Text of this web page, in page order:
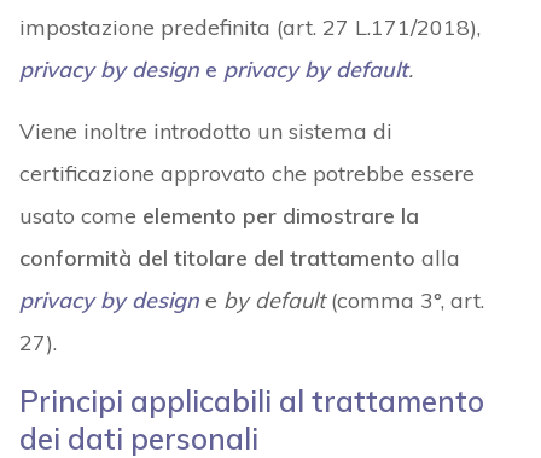
impostazione predefinita (art. 27 L.171/2018),
privacy by designe privacy by default.
Viene inoltre introdotto un sistema di
certificazione approvato che potrebbe essere
usato come elemento per dimostrare la
conformità del titolare del trattamento alla
privacy by design e by default(comma 3°, art.
27).
Principi applicabili al trattamento
dei dati personali